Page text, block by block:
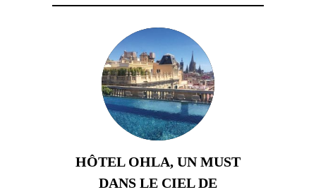
HÔTEL OHLA, UN MUST
DANS LE CIEL DE